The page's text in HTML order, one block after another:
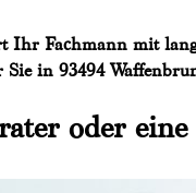
Ihr Fachmann mit
Sie in 93494
oder